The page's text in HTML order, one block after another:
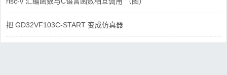
把 GD32VF103C-START 变成仿真器